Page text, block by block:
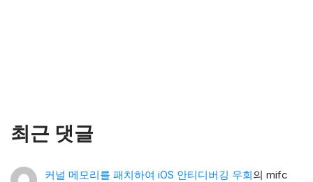
최근 댓글
커널 메모리를 패치하여 iOS 안티디버깅 우회의 mifc